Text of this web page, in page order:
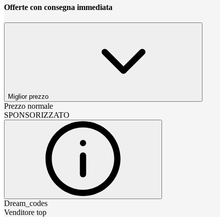
Offerte con consegna immediata
Miglior prezzo
Prezzo normale
SPONSORIZZATO
Dream_codes
Venditore top